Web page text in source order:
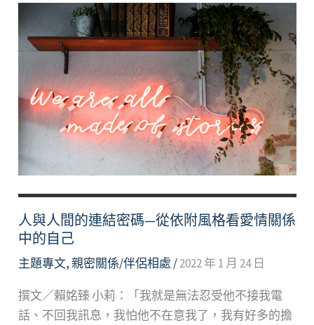
怎
麼
如
何
成
情
人？
人與人間的連結密碼—從依附風格看愛情關係
中的自己
主題專文,親密關係/伴侶相處 /2022 年 1 月 24 日
撰文／賴姳臻 小莉：「我就是無法忍受他不接我電
話、不回我訊息，我怕他不在意我了，我有好多的擔